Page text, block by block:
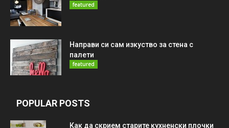
featured
Направи си сам изкуство за стена с
палети
featured
POPULAR POSTS
Как да скрием старите кухненски плочки